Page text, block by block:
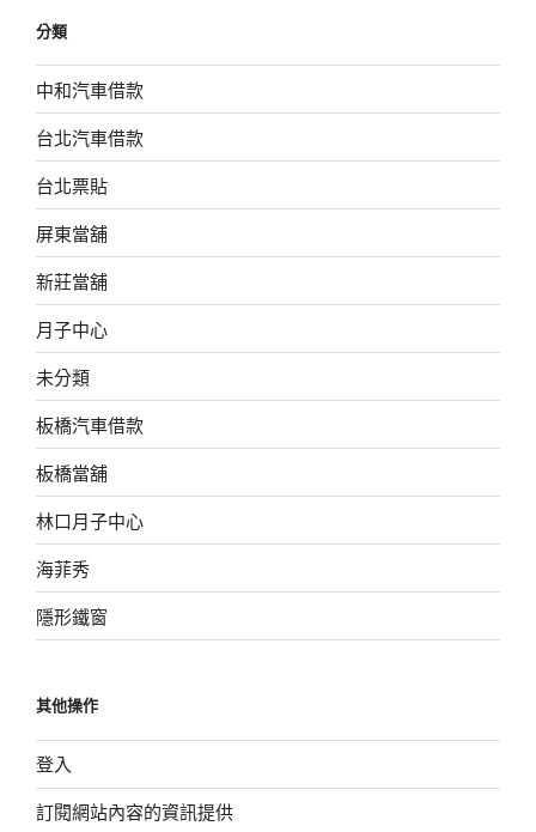
分類
中和汽車借款
台北汽車借款
台北票貼
屏東當舖
新莊當舖
月子中心
未分類
板橋汽車借款
板橋當舖
林口月子中心
海菲秀
隱形鐵窗
其他操作
登入
訂閱網站內容的資訊提供